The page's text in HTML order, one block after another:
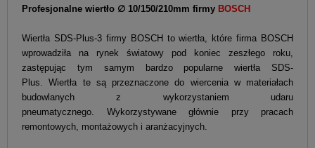
Profesjonalne wiertło ∅ 10/150/210mm firmy BOSCH
Wiertła SDS-Plus-3 firmy BOSCH to wiertła, które firma BOSCH
wprowadziła na rynek światowy pod koniec zeszłego roku,
zastępując tym samym bardzo popularne wiertła SDS-
Plus. Wiertła te są przeznaczone do wiercenia w materiałach
budowlanych z wykorzystaniem udaru
pneumatycznego. Wykorzystywane głównie przy pracach
remontowych, montażowych i aranżacyjnych.